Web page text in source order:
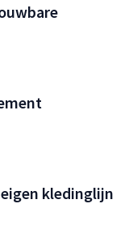
kledinglijn